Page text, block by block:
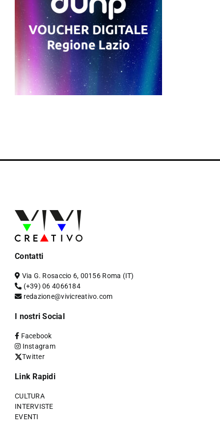
Contatti
Via G. Rosaccio 6, 00156 Roma (IT)
(+39) 06 4066184
redazione@vivicreativo.com
I nostri Social
Facebook
Instagram
Twitter
Link Rapidi
CULTURA
INTERVISTE
EVENTI